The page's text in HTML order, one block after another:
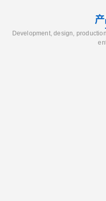
Development, design,